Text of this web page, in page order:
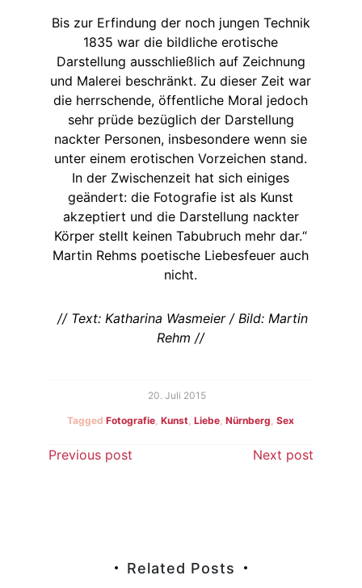
Bis zur Erfindung der noch jungen Technik
1835 war die bildliche erotische
Darstellung ausschließlich auf Zeichnung
und Malerei beschränkt. Zu dieser Zeit war
die herrschende, öffentliche Moral jedoch
sehr prüde bezüglich der Darstellung
nackter Personen, insbesondere wenn sie
unter einem erotischen Vorzeichen stand.
In der Zwischenzeit hat sich einiges
geändert: die Fotografie ist als Kunst
akzeptiert und die Darstellung nackter
Körper stellt keinen Tabubruch mehr dar.“
Martin Rehms poetische Liebesfeuer auch
nicht.
// Text: Katharina Wasmeier / Bild: Martin
Rehm //
20. Juli 2015
TaggedFotografie ,Kunst ,Liebe ,Nürnberg ,Sex
Beitragsnavigation
Previous post Next post
Related Posts